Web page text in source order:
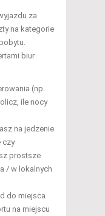
za
na kategorie
biur
(np.
ile nocy
na jedzenie
czy
prostsze
/ w lokalnych
do miejsca
na miejscu